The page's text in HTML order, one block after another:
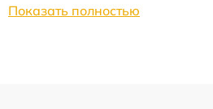
Показать полностью